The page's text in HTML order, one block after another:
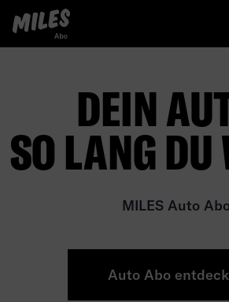
MILES Abo Logo. Zur Startseite.
DEIN
SO LANG DU
MILES Auto
Auto Abo